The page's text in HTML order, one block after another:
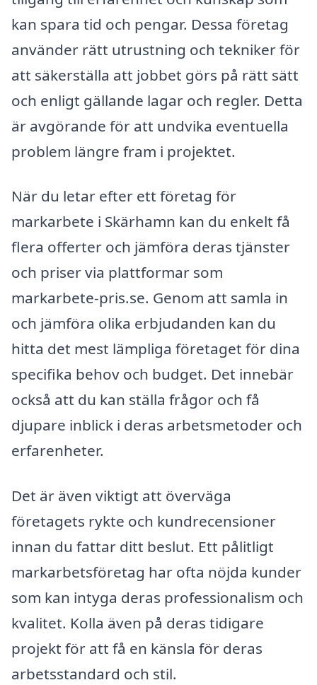
kan spara tid och pengar. Dessa företag
använder rätt utrustning och tekniker för
att säkerställa att jobbet görs på rätt sätt
och enligt gällande lagar och regler. Detta
är avgörande för att undvika eventuella
problem längre fram i projektet.
När du letar efter ett företag för
markarbete i Skärhamn kan du enkelt få
flera offerter och jämföra deras tjänster
och priser via plattformar som
markarbete-pris.se. Genom att samla in
och jämföra olika erbjudanden kan du
hitta det mest lämpliga företaget för dina
specifika behov och budget. Det innebär
också att du kan ställa frågor och få
djupare inblick i deras arbetsmetoder och
erfarenheter.
Det är även viktigt att överväga
företagets rykte och kundrecensioner
innan du fattar ditt beslut. Ett pålitligt
markarbetsföretag har ofta nöjda kunder
som kan intyga deras professionalism och
kvalitet. Kolla även på deras tidigare
projekt för att få en känsla för deras
arbetsstandard och stil.